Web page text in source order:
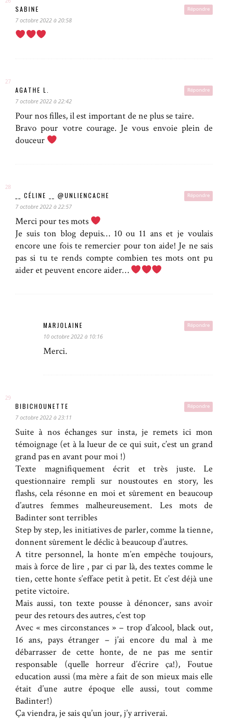
Répondre
SABINE
7 octobre 2022 à 20:58
Répondre
AGATHE L.
7 octobre 2022 à 22:42
Pour nos filles, il est important de ne plus se taire.
Bravo pour votre courage. Je vous envoie plein de
douceur
Répondre
__ CÉLINE __ @UNLIENCACHE
7 octobre 2022 à 22:57
Merci pour tes mots
Je suis ton blog depuis… 10 ou 11 ans et je voulais
encore une fois te remercier pour ton aide! Je ne sais
pas si tu te rends compte combien tes mots ont pu
aider et peuvent encore aider…
Répondre
MARJOLAINE
10 octobre 2022 à 10:16
Merci.
Répondre
BIBICHOUNETTE
7 octobre 2022 à 23:11
Suite à nos échanges sur insta, je remets ici mon
témoignage (et à la lueur de ce qui suit, c’est un grand
grand pas en avant pour moi !)
Texte magnifiquement écrit et très juste. Le
questionnaire rempli sur noustoutes en story, les
flashs, cela résonne en moi et sûrement en beaucoup
d’autres femmes malheureusement. Les mots de
Badinter sont terribles
Step by step, les initiatives de parler, comme la tienne,
donnent sûrement le déclic à beaucoup d’autres.
A titre personnel, la honte m’en empêche toujours,
mais à force de lire , par ci par là, des textes comme le
tien, cette honte s’efface petit à petit. Et c’est déjà une
petite victoire.
Mais aussi, ton texte pousse à dénoncer, sans avoir
peur des retours des autres, c’est top
Avec « mes circonstances » – trop d’alcool, black out,
16 ans, pays étranger – j’ai encore du mal à me
débarrasser de cette honte, de ne pas me sentir
responsable (quelle horreur d’écrire ça!), Foutue
education aussi (ma mère a fait de son mieux mais elle
était d’une autre époque elle aussi, tout comme
Badinter!)
Ça viendra, je sais qu’un jour, j’y arriverai.